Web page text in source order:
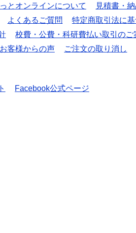
とオンラインについて
見積書・
よくあるご質問
特定商取引法に
校費・公費・科研費払い取引のご
お客様からの声 ご注文の取り消し
Facebook公式ページ